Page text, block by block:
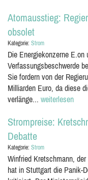
Atomausstieg:
obsolet
Kategorie: Strom
Die Energiekonzerne E.on
Verfassungsbeschwerde
Sie fordern von der
Milliarden Euro, da diese
verlänge... weiterlesen
Strompreise:
Debatte
Kategorie: Strom
Winfried Kretschmann,
hat in Stuttgart die Panik-